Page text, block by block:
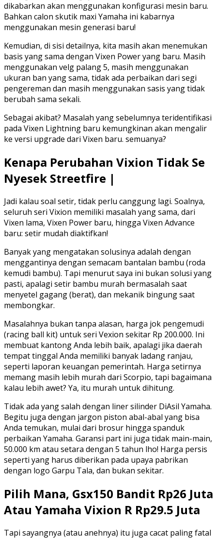
dikabarkan akan menggunakan konfigurasi mesin baru.
Bahkan calon skutik maxi Yamaha ini kabarnya
menggunakan mesin generasi baru!
Kemudian, di sisi detailnya, kita masih akan menemukan
basis yang sama dengan Vixen Power yang baru. Masih
menggunakan velg palang 5, masih menggunakan
ukuran ban yang sama, tidak ada perbaikan dari segi
pengereman dan masih menggunakan sasis yang tidak
berubah sama sekali.
Sebagai akibat? Masalah yang sebelumnya teridentifikasi
pada Vixen Lightning baru kemungkinan akan mengalir
ke versi upgrade dari Vixen baru. semuanya?
Kenapa Perubahan Vixion Tidak Se
Nyesek Streetfire |
Jadi kalau soal setir, tidak perlu canggung lagi. Soalnya,
seluruh seri Vixion memiliki masalah yang sama, dari
Vixen lama, Vixen Power baru, hingga Vixen Advance
baru: setir mudah diaktifkan!
Banyak yang mengatakan solusinya adalah dengan
menggantinya dengan semacam bantalan bambu (roda
kemudi bambu). Tapi menurut saya ini bukan solusi yang
pasti, apalagi setir bambu murah bermasalah saat
menyetel gagang (berat), dan mekanik bingung saat
membongkar.
Masalahnya bukan tanpa alasan, harga jok pengemudi
(racing ball kit) untuk seri Vexion sekitar Rp 200.000. Ini
membuat kantong Anda lebih baik, apalagi jika daerah
tempat tinggal Anda memiliki banyak ladang ranjau,
seperti laporan keuangan pemerintah. Harga setirnya
memang masih lebih murah dari Scorpio, tapi bagaimana
kalau lebih awet? Ya, itu murah untuk dihitung.
Tidak ada yang salah dengan liner silinder DiAsil Yamaha.
Begitu juga dengan jargon piston abal-abal yang bisa
Anda temukan, mulai dari brosur hingga spanduk
perbaikan Yamaha. Garansi part ini juga tidak main-main,
50.000 km atau setara dengan 5 tahun lho! Harga persis
seperti yang harus diberikan pada upaya pabrikan
dengan logo Garpu Tala, dan bukan sekitar.
Pilih Mana, Gsx150 Bandit Rp26 Juta
Atau Yamaha Vixion R Rp29.5 Juta
Tapi sayangnya (atau anehnya) itu juga cacat paling fatal